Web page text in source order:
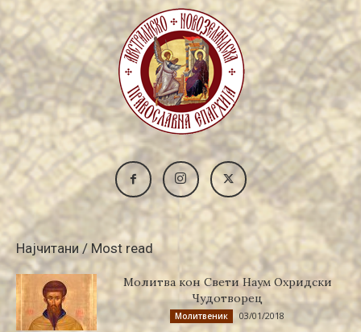
Најчитани / Most read
Молитва кон Свети Наум Охридски
Чудотворец
Молитвеник 03/01/2018